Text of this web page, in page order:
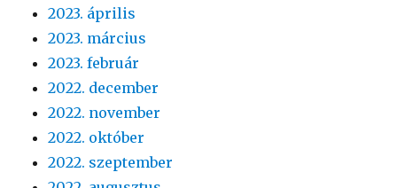
2023. április
2023. március
2023. február
2022. december
2022. november
2022. október
2022. szeptember